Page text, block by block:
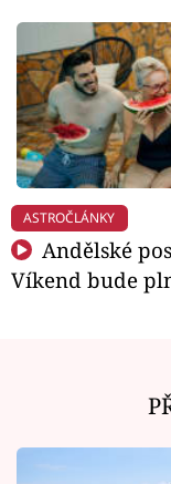
ASTROČLÁNKY
Andělské
Víkend bude